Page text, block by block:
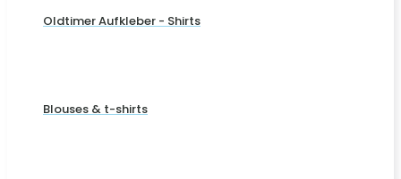
Oldtimer Aufkleber - Shirts
Blouses & t-shirts